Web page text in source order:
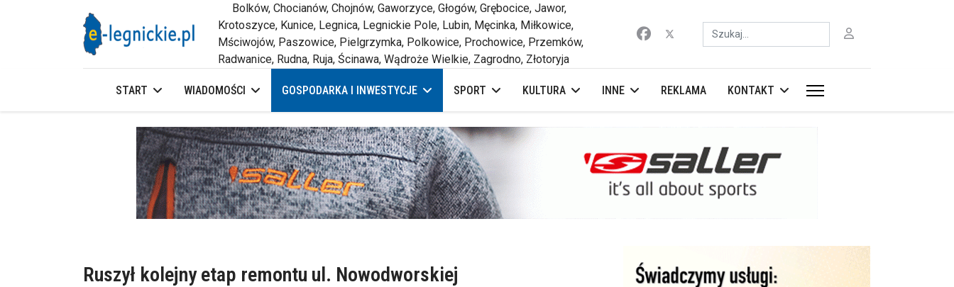
Bolków, Chocianów, Chojnów, Gaworzyce, Głogów, Grębocice, Jawor,
Krotoszyce, Kunice, Legnica, Legnickie Pole, Lubin, Męcinka, Miłkowice,
Mściwojów, Paszowice, Pielgrzymka, Polkowice, Prochowice, Przemków,
Radwanice, Rudna, Ruja, Ścinawa, Wądroże Wielkie, Zagrodno, Złotoryja
Szukaj
START WIADOMOŚCI GOSPODARKA I INWESTYCJE SPORT KULTURA INNE REKLAMA KONTAKT
Ruszył kolejny etap remontu ul. Nowodworskiej